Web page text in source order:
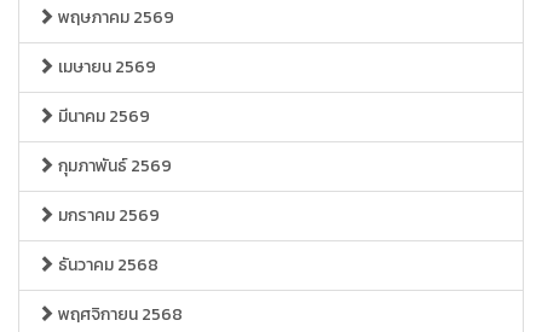
พฤษภาคม 2569
เมษายน 2569
มีนาคม 2569
กุมภาพันธ์ 2569
มกราคม 2569
ธันวาคม 2568
พฤศจิกายน 2568